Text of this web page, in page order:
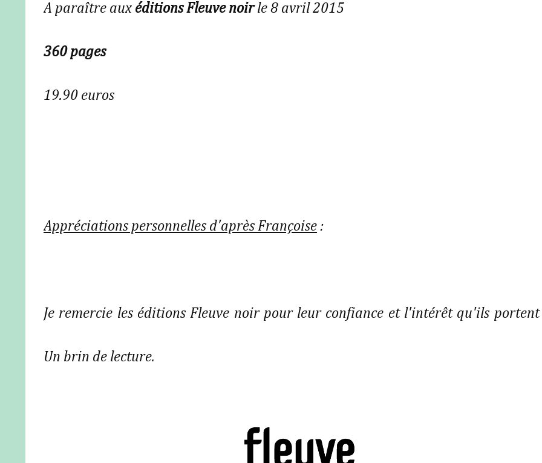
A paraître aux éditions Fleuve noirle 8 avril 2015
360 pages
19.90 euros
Appréciations personnelles d'après Françoise :
Je remercie les éditions Fleuve noir pour leur confiance et l'intérêt qu'ils
Un brin de lecture.